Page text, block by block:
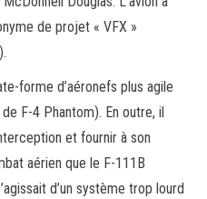
de projet « VFX »
forme d’aéronefs plus agile
F-4 Phantom). En outre, il
et fournir à son
aérien que le F-111B
d’un système trop lourd